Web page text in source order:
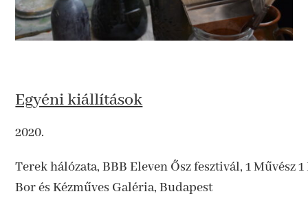
Egyéni kiállítások
2020.
Terek hálózata, BBB Eleven Ősz fesztivál, 1 Művész
Bor és Kézműves Galéria, Budapest